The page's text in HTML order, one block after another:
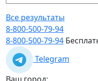
Все результаты
8-800-500-79-94
8-800-500-79-94
Telegram